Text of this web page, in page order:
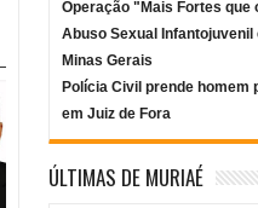
Operação "Mais Fortes que
Abuso Sexual
Minas Gerais
Polícia Civil prende
em Juiz de Fora
ÚLTIMAS DE MURIAÉ